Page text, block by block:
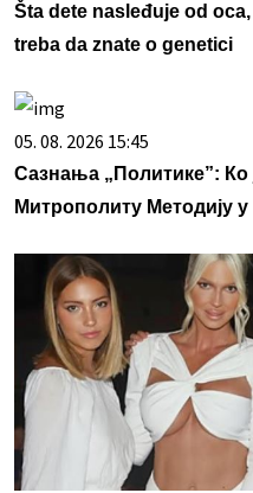
Šta dete nasleđuje od
treba da znate o genetici
05. 08. 2026 15:45
Сазнања „Политике”: Ко
Митрополиту Методију